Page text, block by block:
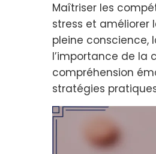
Maîtriser les
stress et améliorer
pleine conscience,
l’importance de la
compréhension
stratégies